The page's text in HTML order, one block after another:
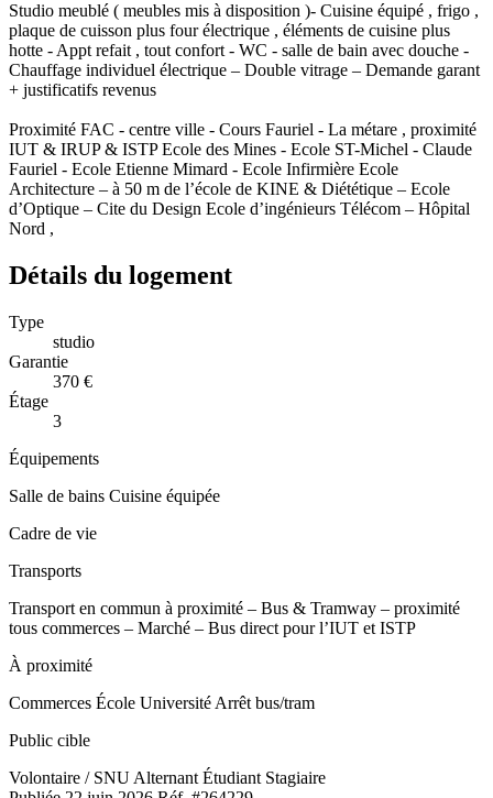
Studio meublé ( meubles mis à disposition )- Cuisine équipé , frigo ,
plaque de cuisson plus four électrique , éléments de cuisine plus
hotte - Appt refait , tout confort - WC - salle de bain avec douche -
Chauffage individuel électrique – Double vitrage – Demande garant
+ justificatifs revenus
Proximité FAC - centre ville - Cours Fauriel - La métare , proximité
IUT & IRUP & ISTP Ecole des Mines - Ecole ST-Michel - Claude
Fauriel - Ecole Etienne Mimard - Ecole Infirmière Ecole
Architecture – à 50 m de l’école de KINE & Diététique – Ecole
d’Optique – Cite du Design Ecole d’ingénieurs Télécom – Hôpital
Nord ,
Détails du logement
Type
studio
Garantie
370 €
Étage
3
Équipements
Salle de bains Cuisine équipée
Cadre de vie
Transports
Transport en commun à proximité – Bus & Tramway – proximité
tous commerces – Marché – Bus direct pour l’IUT et ISTP
À proximité
Commerces École Université Arrêt bus/tram
Public cible
Volontaire / SNU Alternant Étudiant Stagiaire